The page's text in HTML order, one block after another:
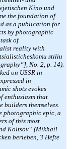
Kino und
the foundation of
as a publication for
by photographic
of
reality with
stiliu
No. 2, p. 14).
on USSR in
in
shots evokes
enthusiasm that
themselves.
photographic epic, a
of this most
Koltsov“ (Mikhail
berieben, 3 Hefte